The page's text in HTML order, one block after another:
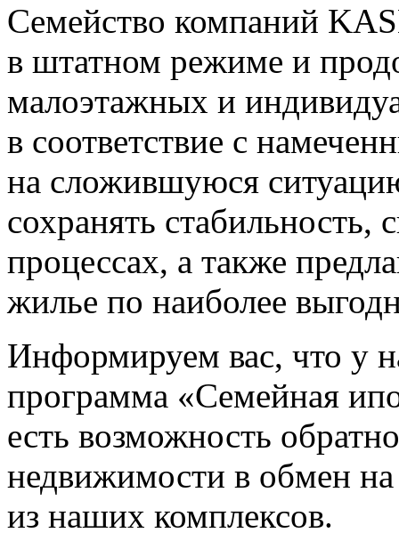
Семейство компаний
в штатном режиме и
малоэтажных и
в соответствие с
на сложившуюся
сохранять стабильность,
процессах, а также
жилье по наиболее
Информируем вас, что у
программа «Семейная
есть возможность
недвижимости в обмен
из наших комплексов.